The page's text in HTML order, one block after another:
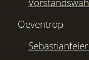
Oeventrop